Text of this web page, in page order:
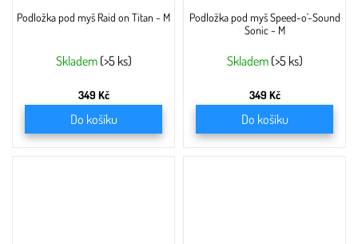
Podložka pod myš Raid on Titan - M
Skladem (>5 ks)
349 Kč
Do košíku
Podložka pod myš Speed-o'-Sound
Sonic - M
Skladem (>5 ks)
349 Kč
Do košíku